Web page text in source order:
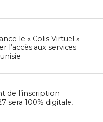
le « Colis Virtuel »
l’accès aux services
de l’inscription
sera 100% digitale,